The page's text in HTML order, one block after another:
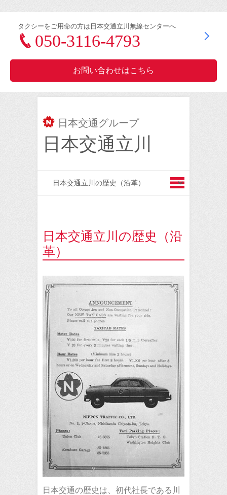
タクシーをご用命の方は日本交通立川無線センターへ
050-3116-4793
お問い合わせはこちら
日本交通立川
日本交通グループ
日本交通立川の歴史（沿
革）
日本交通の歴史は、初代社長である川